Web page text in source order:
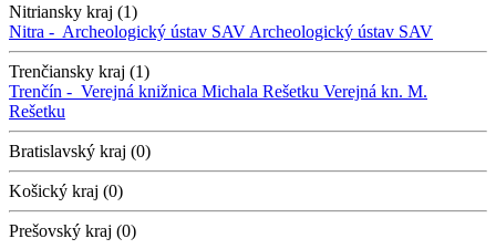
Nitriansky kraj (1)
Nitra - Archeologický ústav SAV Archeologický ústav SAV
Trenčiansky kraj (1)
Trenčín - Verejná knižnica Michala Rešetku Verejná kn. M.
Rešetku
Bratislavský kraj (0)
Košický kraj (0)
Prešovský kraj (0)